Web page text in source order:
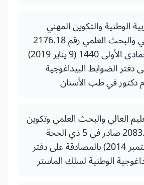
الوطنية والتكوين المهني
والتعليم العالي والبحث العلمي رقم 2176.18
صادر في 2 جمادى الأولى 1440 (9 يناير 2019)
دفتر الضوابط البيداغوجية
دكتور في طب الأسنان
العالي والبحث العلمي وتكوين
الأطر رقم 2083.14 صادر في 5 ذي الحجة
1435 (30سبتمبر 2014) بالمصادقة على دفتر
الوطنية لسلك الماستر